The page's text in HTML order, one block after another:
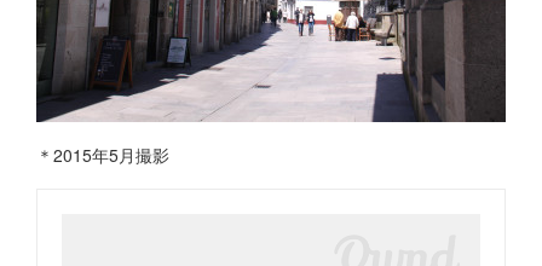
＊2015年5月撮影